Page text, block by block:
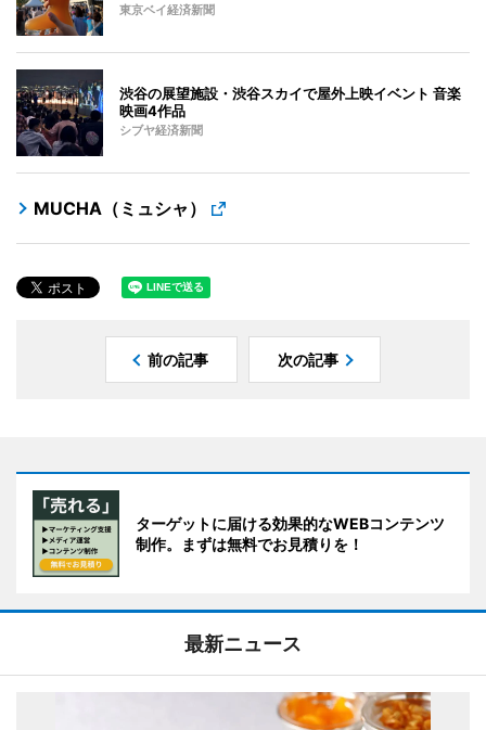
東京ベイ経済新聞
渋谷の展望施設・渋谷スカイで屋外上映イベント 音楽
映画4作品
シブヤ経済新聞
MUCHA（ミュシャ）
前の記事 次の記事
ターゲットに届ける効果的なWEBコンテンツ
制作。まずは無料でお見積りを！
最新ニュース